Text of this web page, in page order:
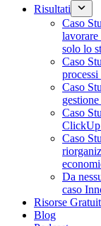
Risultati
Caso
lavorare
solo lo
Caso
Caso
Caso
ClickUp
Caso
Da
caso
Risorse
Blog